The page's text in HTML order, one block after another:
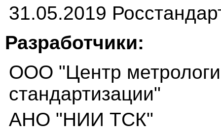
31.05.2019
Разработчики:
ООО "Центр
стандартизации"
АНО "НИИ ТСК"